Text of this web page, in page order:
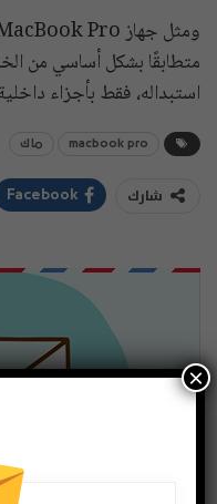
استبداله، فقط بأجزاء
macbook pro ماك
شارك Facebook
×